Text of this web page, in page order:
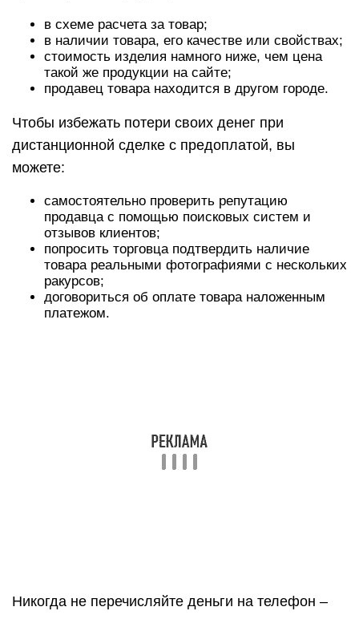
в схеме расчета за товар;
в наличии товара, его качестве или свойствах;
стоимость изделия намного ниже, чем цена
такой же продукции на сайте;
продавец товара находится в другом городе.
Чтобы избежать потери своих денег при
дистанционной сделке с предоплатой, вы
можете:
самостоятельно проверить репутацию
продавца с помощью поисковых систем и
отзывов клиентов;
попросить торговца подтвердить наличие
товара реальными фотографиями с нескольких
ракурсов;
договориться об оплате товара наложенным
платежом.
Никогда не перечисляйте деньги на телефон –